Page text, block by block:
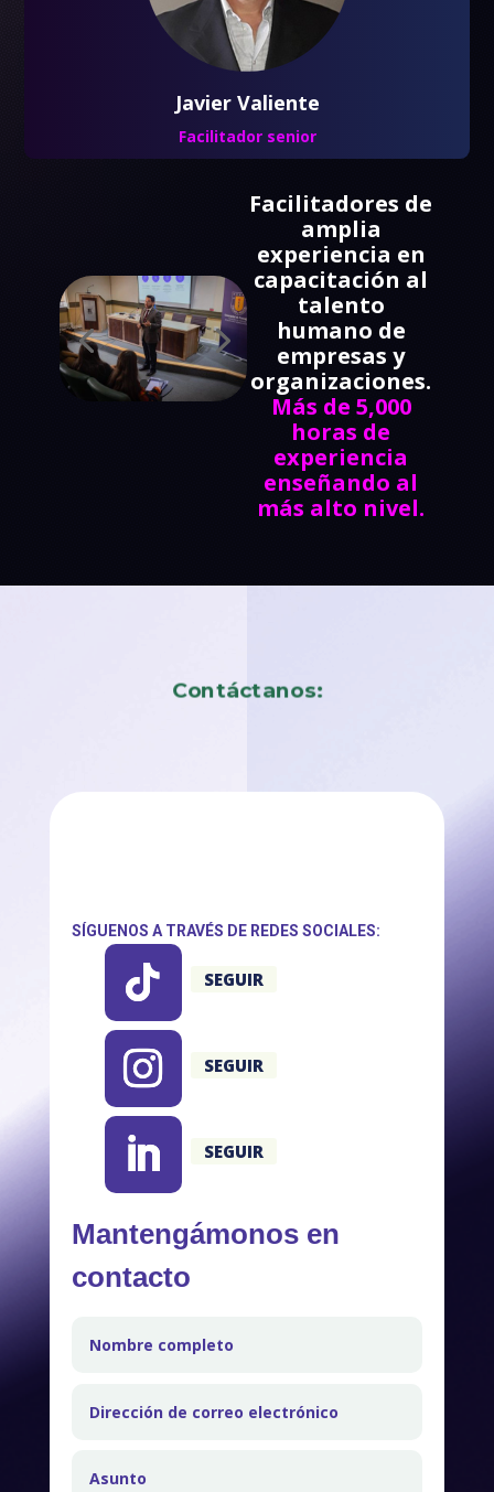
Javier Valiente
Facilitador senior
Facilitadores de
amplia
experiencia en
capacitación al
talento
humano de
empresas y
organizaciones.
Más de 5,000
horas de
experiencia
enseñando al
más alto nivel.
Contáctanos:
SÍGUENOS A TRAVÉS DE REDES SOCIALES:
SEGUIR
SEGUIR
SEGUIR
Mantengámonos en
contacto